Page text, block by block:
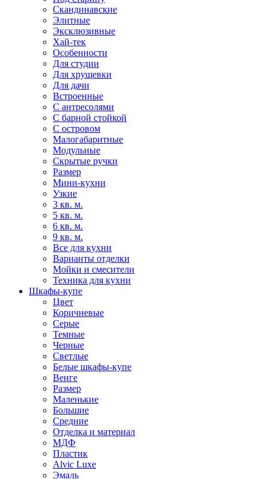
Скандинавские
Элитные
Эксклюзивные
Хай-тек
Особенности
Для студии
Для хрущевки
Для дачи
Встроенные
С антресолями
С барной стойкой
С островом
Малогабаритные
Модульные
Скрытые ручки
Размер
Мини-кухни
Узкие
3 кв. м.
5 кв. м.
6 кв. м.
9 кв. м.
Все для кухни
Варианты отделки
Мойки и смесители
Техника для кухни
Шкафы-купе
Цвет
Коричневые
Серые
Темные
Черные
Светлые
Белые шкафы-купе
Венге
Размер
Маленькие
Большие
Средние
Отделка и материал
МДФ
Пластик
Alvic Luxe
Эмаль